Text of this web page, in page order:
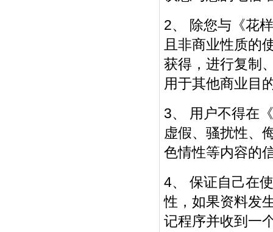
2、 除您与《花
且非商业性质的
获得，进行复制
用于其他商业目
3、 用户不得在
虚假、骚扰性、
色情性等内容的
4、 保证自己在
性，如果资料发
记程序并收到一